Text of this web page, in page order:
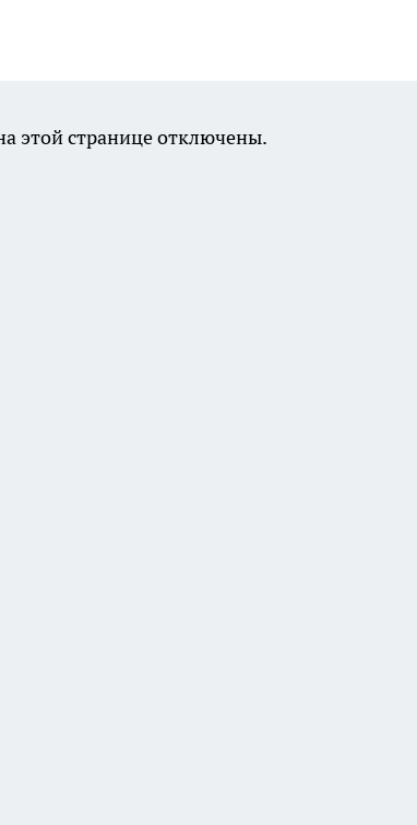
этой странице отключены.